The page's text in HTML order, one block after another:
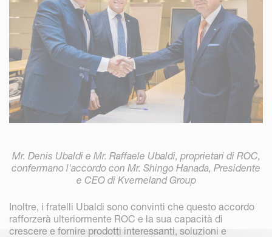
Mr. Denis Ubaldi e Mr. Raffaele Ubaldi, proprietari di ROC,
confermano l'accordo con Mr. Shingo Hanada, Presidente
e CEO di Kverneland Group
Inoltre, i fratelli Ubaldi sono convinti che questo accordo
rafforzerà ulteriormente ROC e la sua capacità di
crescere e fornire prodotti interessanti, soluzioni e